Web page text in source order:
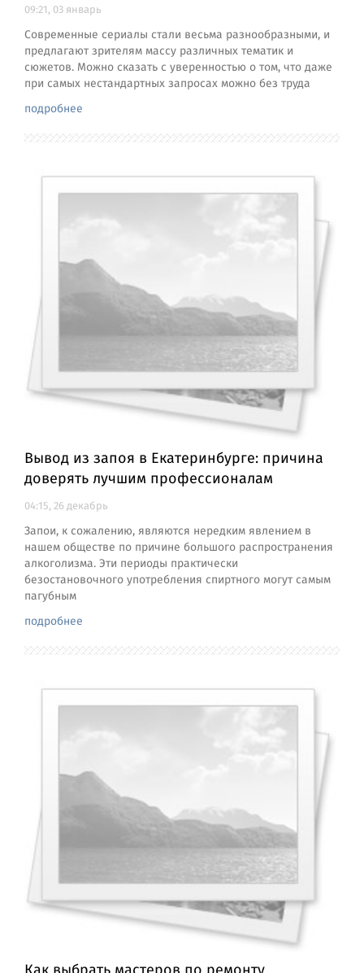
09:21, 03 январь
Современные сериалы стали весьма разнообразными, и
предлагают зрителям массу различных тематик и
сюжетов. Можно сказать с уверенностью о том, что даже
при самых нестандартных запросах можно без труда
подробнее
Вывод из запоя в Екатеринбурге: причина
доверять лучшим профессионалам
04:15, 26 декабрь
Запои, к сожалению, являются нередким явлением в
нашем обществе по причине большого распространения
алкоголизма. Эти периоды практически
безостановочного употребления спиртного могут самым
пагубным
подробнее